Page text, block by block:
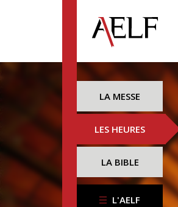
LA MESSE
LES HEURES
LA BIBLE
L'AELF